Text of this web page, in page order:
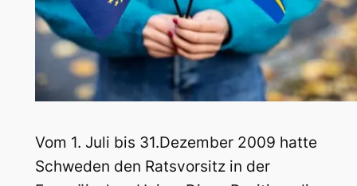
Vom 1. Juli bis 31.Dezember 2009 hatte
Schweden den Ratsvorsitz in der